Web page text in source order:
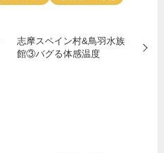
志摩スペイン村&鳥羽水族
館③バグる体感温度